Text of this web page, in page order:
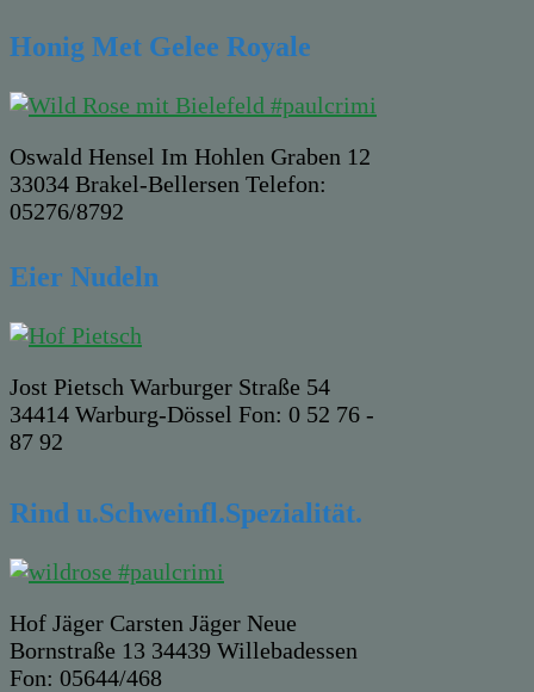
Honig Met Gelee Royale
Oswald Hensel Im Hohlen Graben 12
33034 Brakel-Bellersen Telefon:
05276/8792
Eier Nudeln
Jost Pietsch Warburger Straße 54
34414 Warburg-Dössel Fon: 0 52 76 -
87 92
Rind u.Schweinfl.Spezialität.
Hof Jäger Carsten Jäger Neue
Bornstraße 13 34439 Willebadessen
Fon: 05644/468